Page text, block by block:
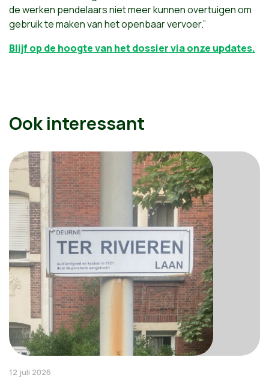
de werken pendelaars niet meer kunnen overtuigen om
gebruik te maken van het openbaar vervoer.”
Blijf op de hoogte van het dossier via onze updates.
Ook interessant
12 juli 2026